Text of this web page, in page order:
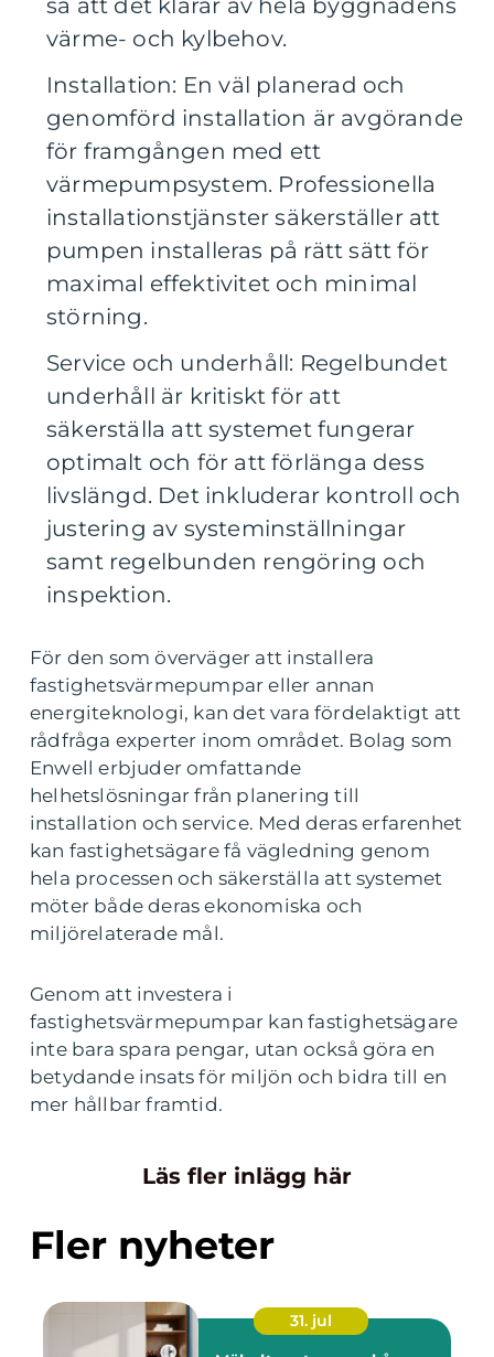
så att det klarar av hela byggnadens
värme- och kylbehov.
Installation: En väl planerad och
genomförd installation är avgörande
för framgången med ett
värmepumpsystem. Professionella
installationstjänster säkerställer att
pumpen installeras på rätt sätt för
maximal effektivitet och minimal
störning.
Service och underhåll: Regelbundet
underhåll är kritiskt för att
säkerställa att systemet fungerar
optimalt och för att förlänga dess
livslängd. Det inkluderar kontroll och
justering av systeminställningar
samt regelbunden rengöring och
inspektion.
För den som överväger att installera
fastighetsvärmepumpar eller annan
energiteknologi, kan det vara fördelaktigt att
rådfråga experter inom området. Bolag som
Enwell erbjuder omfattande
helhetslösningar från planering till
installation och service. Med deras erfarenhet
kan fastighetsägare få vägledning genom
hela processen och säkerställa att systemet
möter både deras ekonomiska och
miljörelaterade mål.
Genom att investera i
fastighetsvärmepumpar kan fastighetsägare
inte bara spara pengar, utan också göra en
betydande insats för miljön och bidra till en
mer hållbar framtid.
Läs fler inlägg här
Fler nyheter
31. jul